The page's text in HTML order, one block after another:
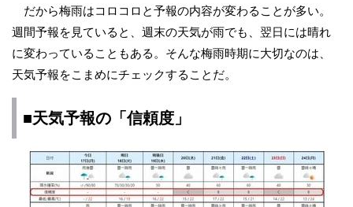
だから梅雨はコロコロと予報の内容が変わることが多い。
週間予報を見ていると、週末の天気が雨でも、翌日には晴れ
に変わっていることもある。そんな梅雨時期に大切なのは、
天気予報をこまめにチェックすることだ。
■天気予報の「信頼度」